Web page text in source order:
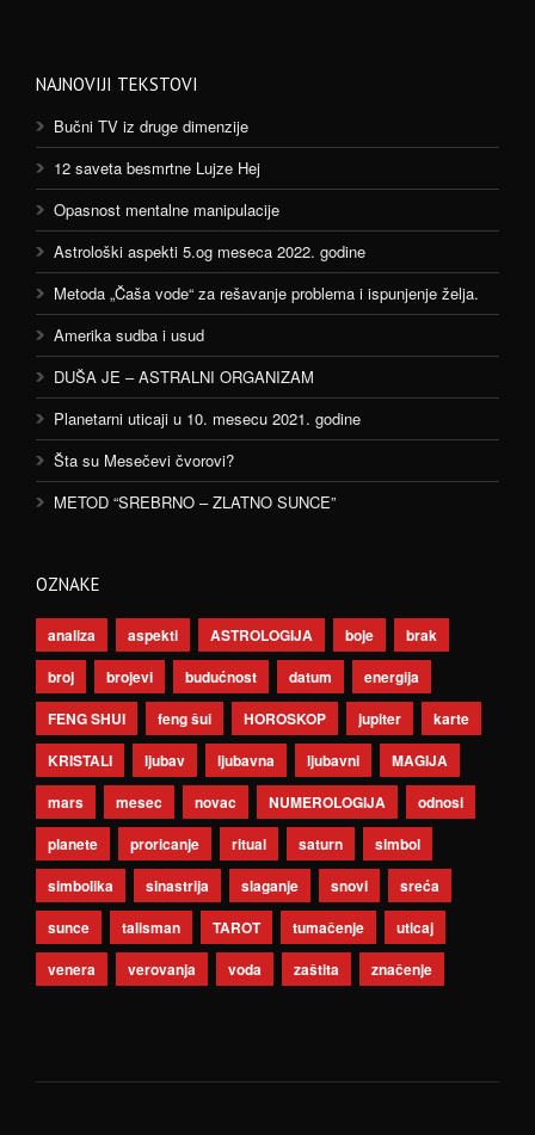
NAJNOVIJI TEKSTOVI
Bučni TV iz druge dimenzije
12 saveta besmrtne Lujze Hej
Opasnost mentalne manipulacije
Astrološki aspekti 5.og meseca 2022. godine
Metoda „Čaša vode“ za rešavanje problema i ispunjenje želja.
Amerika sudba i usud
DUŠA JE – ASTRALNI ORGANIZAM
Planetarni uticaji u 10. mesecu 2021. godine
Šta su Mesečevi čvorovi?
METOD “SREBRNO – ZLATNO SUNCE”
OZNAKE
analiza aspekti ASTROLOGIJA boje
brak
broj
brojevi budućnost datum
energija
FENG SHUI
feng šui HOROSKOP jupiter
karte
KRISTALI
ljubav ljubavna ljubavni
MAGIJA
mars
mesec novac NUMEROLOGIJA
odnosi
planete
proricanje ritual saturn
simbol
simbolika
sinastrija slaganje snovi
sreća
sunce
talisman TAROT tumačenje
uticaj
venera
verovanja voda zaštita značenje